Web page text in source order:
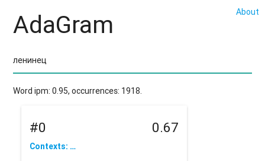
About
AdaGram
Word ipm: 0.95, occurrences: 1918.
#0 0.67
Contexts: …